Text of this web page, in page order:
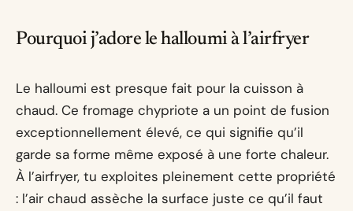
Pourquoi j’adore le halloumi à l’airfryer
Le halloumi est presque fait pour la cuisson à
chaud. Ce fromage chypriote a un point de fusion
exceptionnellement élevé, ce qui signifie qu’il
garde sa forme même exposé à une forte chaleur.
À l’airfryer, tu exploites pleinement cette propriété
: l’air chaud assèche la surface juste ce qu’il faut